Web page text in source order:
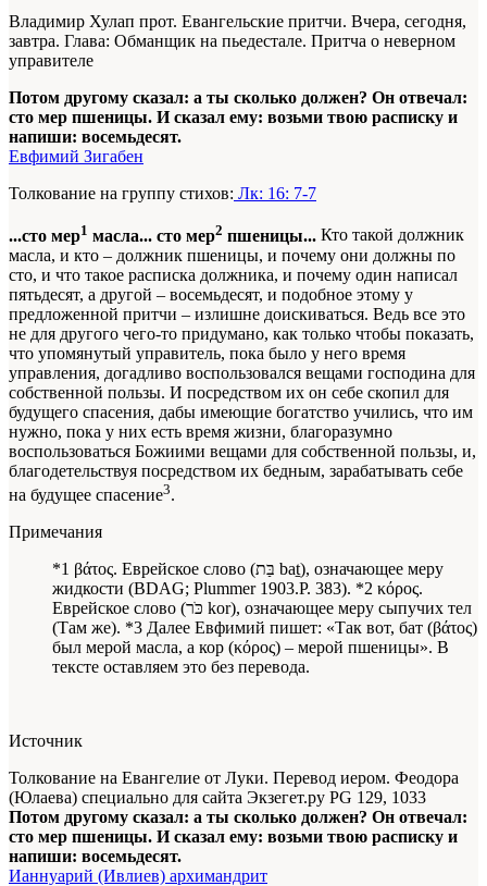
Владимир Хулап прот. Евангельские притчи. Вчера, сегодня,
завтра. Глава: Обманщик на пьедестале. Притча о неверном
управителе
Потом другому сказал: а ты сколько должен? Он отвечал:
сто мер пшеницы. И сказал ему: возьми твою расписку и
напиши: восемьдесят.
Евфимий Зигабен
Толкование на группу стихов: Лк: 16: 7-7
...сто мер1 масла... сто мер2 пшеницы... Кто такой должник
масла, и кто – должник пшеницы, и почему они должны по
сто, и что такое расписка должника, и почему один написал
пятьдесят, а другой – восемьдесят, и подобное этому у
предложенной притчи – излишне доискиваться. Ведь все это
не для другого чего-то придумано, как только чтобы показать,
что упомянутый управитель, пока было у него время
управления, догадливо воспользовался вещами господина для
собственной пользы. И посредством их он себе скопил для
будущего спасения, дабы имеющие богатство учились, что им
нужно, пока у них есть время жизни, благоразумно
воспользоваться Божиими вещами для собственной пользы, и,
благодетельствуя посредством их бедным, зарабатывать себе
на будущее спасение3.
Примечания
bat̠), означающее меру
жидкости (BDAG; Plummer 1903.P. 383). *2 κόρος.
kor), означающее меру сыпучих тел
(Там же). *3 Далее Евфимий пишет: «Так вот, бат (βάτος)
был мерой масла, а кор (κόρος) – мерой пшеницы». В
тексте оставляем это без перевода.
Источник
Толкование на Евангелие от Луки. Перевод иером. Феодора
(Юлаева) специально для сайта Экзегет.ру PG 129, 1033
Потом другому сказал: а ты сколько должен? Он отвечал:
сто мер пшеницы. И сказал ему: возьми твою расписку и
напиши: восемьдесят.
Ианнуарий (Ивлиев) архимандрит